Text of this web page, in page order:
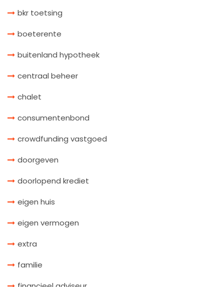
bkr toetsing
boeterente
buitenland hypotheek
centraal beheer
chalet
consumentenbond
crowdfunding vastgoed
doorgeven
doorlopend krediet
eigen huis
eigen vermogen
extra
familie